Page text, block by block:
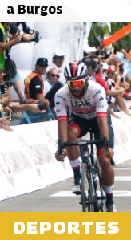
a Burgos
DEPORTES